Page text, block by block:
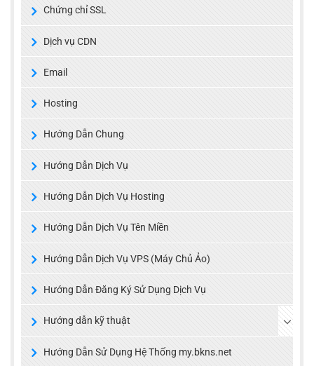
Chứng chỉ SSL
Dịch vụ CDN
Email
Hosting
Hướng Dẫn Chung
Hướng Dẫn Dịch Vụ
Hướng Dẫn Dịch Vụ Hosting
Hướng Dẫn Dịch Vụ Tên Miền
Hướng Dẫn Dịch Vụ VPS (Máy Chủ Ảo)
Hướng Dẫn Đăng Ký Sử Dụng Dịch Vụ
Hướng dẫn kỹ thuật
Hướng Dẫn Sử Dụng Hệ Thống my.bkns.net